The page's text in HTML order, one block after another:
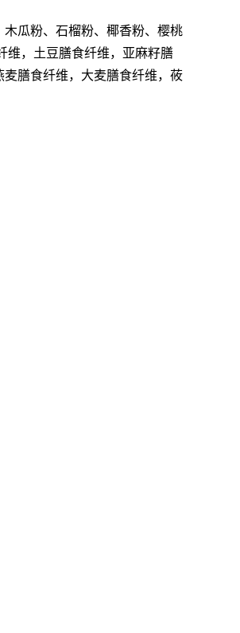
瓜粉、石榴粉、椰香粉、樱桃
维，土豆膳食纤维，亚麻籽膳
膳食纤维，大麦膳食纤维，莜